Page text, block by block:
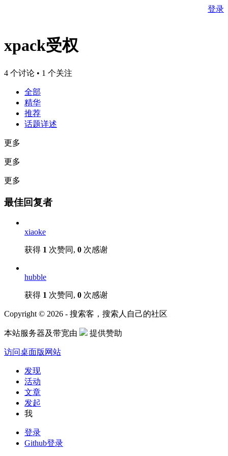
登录
xpack受权
4 个讨论 • 1 个关注
全部
精华
推荐
话题详述
更多
更多
更多
最佳回复者
xiaoke
获得 1 次赞同, 0 次感谢
hubble
获得 1 次赞同, 0 次感谢
Copyright © 2026 - 搜索客，搜索人自己的社区
本站服务器及带宽由 提供赞助
访问桌面版网站
发现
活动
文章
发起
我
登录
Github登录